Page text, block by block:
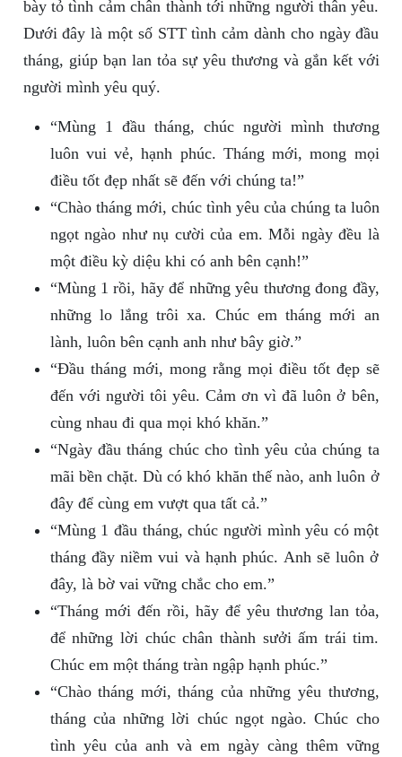
bày tỏ tình cảm chân thành tới những người thân yêu.
Dưới đây là một số STT tình cảm dành cho ngày đầu
tháng, giúp bạn lan tỏa sự yêu thương và gắn kết với
người mình yêu quý.
“Mùng 1 đầu tháng, chúc người mình thương
luôn vui vẻ, hạnh phúc. Tháng mới, mong mọi
điều tốt đẹp nhất sẽ đến với chúng ta!”
“Chào tháng mới, chúc tình yêu của chúng ta luôn
ngọt ngào như nụ cười của em. Mỗi ngày đều là
một điều kỳ diệu khi có anh bên cạnh!”
“Mùng 1 rồi, hãy để những yêu thương đong đầy,
những lo lắng trôi xa. Chúc em tháng mới an
lành, luôn bên cạnh anh như bây giờ.”
“Đầu tháng mới, mong rằng mọi điều tốt đẹp sẽ
đến với người tôi yêu. Cảm ơn vì đã luôn ở bên,
cùng nhau đi qua mọi khó khăn.”
“Ngày đầu tháng chúc cho tình yêu của chúng ta
mãi bền chặt. Dù có khó khăn thế nào, anh luôn ở
đây để cùng em vượt qua tất cả.”
“Mùng 1 đầu tháng, chúc người mình yêu có một
tháng đầy niềm vui và hạnh phúc. Anh sẽ luôn ở
đây, là bờ vai vững chắc cho em.”
“Tháng mới đến rồi, hãy để yêu thương lan tỏa,
để những lời chúc chân thành sưởi ấm trái tim.
Chúc em một tháng tràn ngập hạnh phúc.”
“Chào tháng mới, tháng của những yêu thương,
tháng của những lời chúc ngọt ngào. Chúc cho
tình yêu của anh và em ngày càng thêm vững